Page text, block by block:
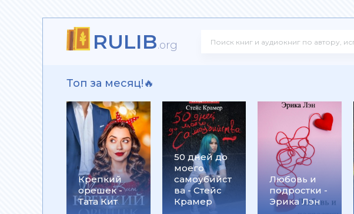
RULIB.org
Топ за месяц!🔥
Крепкий
орешек -
Тата Кит
50 дней до
моего
самоубийст
ва - Стейс
Крамер
Любовь и
подростки -
Эрика Лэн
- Ольга Громыко
Петерсен
Глебов